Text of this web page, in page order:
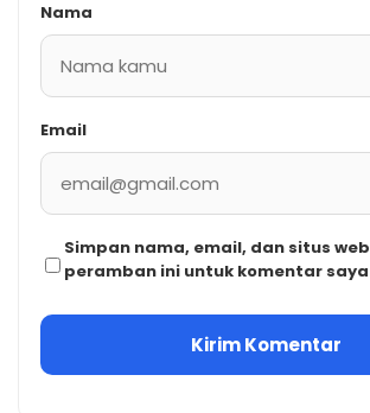
Nama
Email
Simpan nama, email, dan situs
peramban ini untuk komentar